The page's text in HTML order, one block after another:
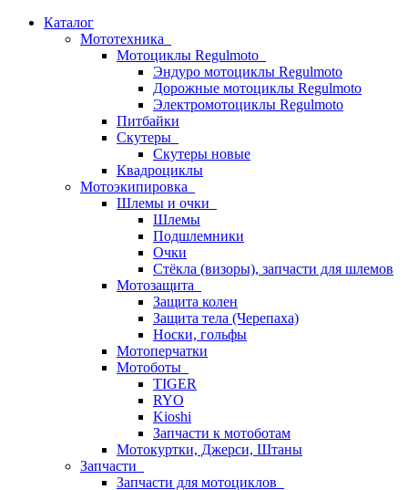
Каталог
Мототехника
Мотоциклы Regulmoto
Эндуро мотоциклы Regulmoto
Дорожные мотоциклы Regulmoto
Электромотоциклы Regulmoto
Питбайки
Скутеры
Скутеры новые
Квадроциклы
Мотоэкипировка
Шлемы и очки
Шлемы
Подшлемники
Очки
Стёкла (визоры), запчасти для шлемов
Мотозащита
Защита колен
Защита тела (Черепаха)
Носки, гольфы
Мотоперчатки
Мотоботы
TIGER
RYO
Kioshi
Запчасти к мотоботам
Мотокуртки, Джерси, Штаны
Запчасти
Запчасти для мотоциклов